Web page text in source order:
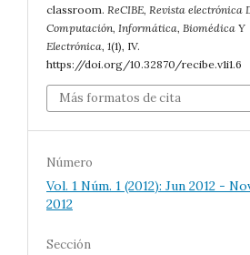
classroom. ReCIBE, Revista electrónica
Computación, Informática, Biomédica Y
Electrónica, 1(1), IV.
https://doi.org/10.32870/recibe.v1i1.6
Más formatos de cita
Número
Vol. 1 Núm. 1 (2012): Jun 2012 -
2012
Sección